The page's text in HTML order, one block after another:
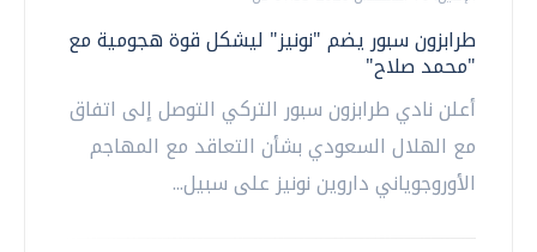
طرابزون سبور يضم "نونيز" ليشكل قوة هجومية مع
"محمد صلاح"
أعلن نادي طرابزون سبور التركي التوصل إلى اتفاق
مع الهلال السعودي بشأن التعاقد مع المهاجم
الأوروجوياني داروين نونيز على سبيل...